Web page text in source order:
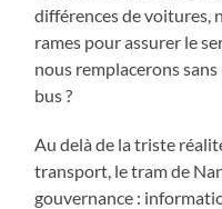
différences de voitures,
rames pour assurer le
nous remplacerons
bus ?
Au delà de la triste
transport, le tram de
gouvernance :